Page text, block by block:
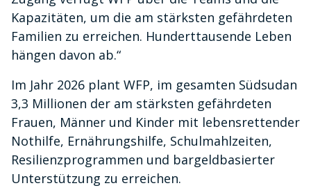
Kapazitäten, um die am stärksten gefährdeten
Familien zu erreichen. Hunderttausende Leben
hängen davon ab.“
Im Jahr 2026 plant WFP, im gesamten Südsudan
3,3 Millionen der am stärksten gefährdeten
Frauen, Männer und Kinder mit lebensrettender
Nothilfe, Ernährungshilfe, Schulmahlzeiten,
Resilienzprogrammen und bargeldbasierter
Unterstützung zu erreichen.